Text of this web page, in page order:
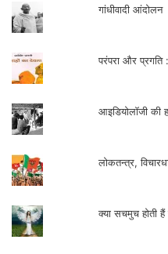
करते हुए वह नरेंद्र मोदी
किंतु यदि सपा-बसपा
उनके विरूद्ध चुनावी
कि नायक बनते-बनते वह
खलनायक बन जाएँ।
गांधीवादी आंदोलन
परंपरा और प्रगति
आइडियोलॉजी की
लोकतन्त्र,
क्या सचमुच होती हैं